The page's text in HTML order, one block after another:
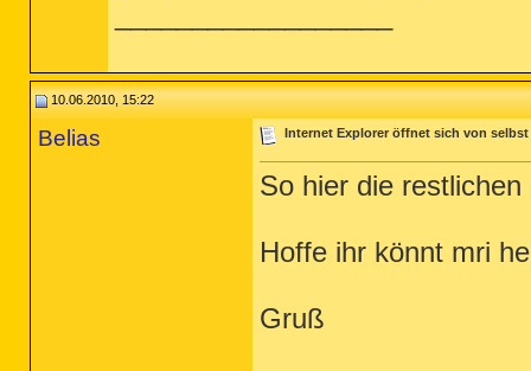
10.06.2010, 15:22
Belias Internet Explorer öffnet sich von selbst
So hier die restlichen
Hoffe ihr könnt mri
Gruß